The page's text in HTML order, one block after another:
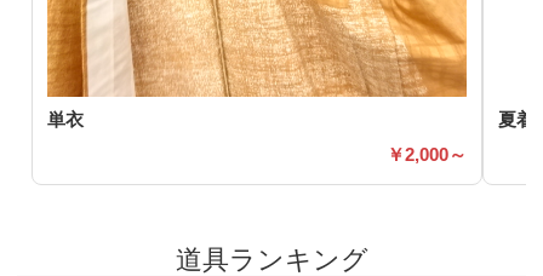
単衣
2,000～
夏着
道具ランキング